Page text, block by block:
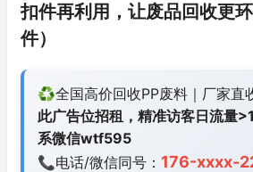
扣件再利用，让废品回收更
件）
♻️全国高价回收PP废料｜厂家直
此广告位招租，精准访客日流量
系微信wtf595
📞电话/微信同号： 176-xxxx-